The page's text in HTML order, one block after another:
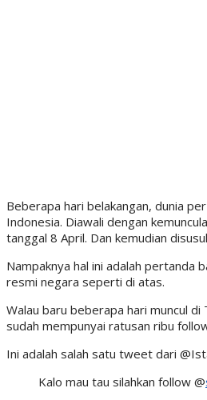
Beberapa hari belakangan, dunia
Indonesia. Diawali dengan
tanggal 8 April. Dan kemudian
Nampaknya hal ini adalah pertanda
resmi negara seperti di atas.
Walau baru beberapa hari muncul
sudah mempunyai ratusan ribu
Ini adalah salah satu tweet dari
Kalo mau tau silahkan follow @